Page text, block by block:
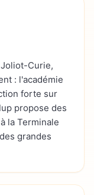
Curie,
: l'académie
forte sur
propose des
la Terminale
grandes